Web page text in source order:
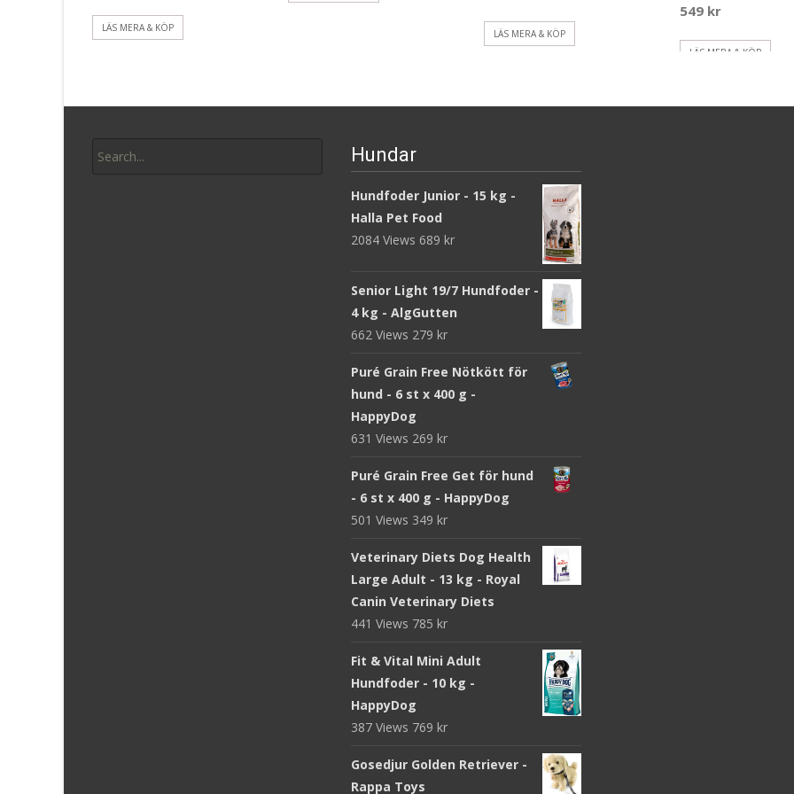
LÄS MERA & KÖP LÄS MERA & KÖP
549 kr
LÄS MERA & KÖP
for:
Hundar
Hundfoder Junior - 15 kg -
Halla Pet Food
2084 Views 689 kr
Senior Light 19/7 Hundfoder -
4 kg - AlgGutten
662 Views 279 kr
Puré Grain Free Nötkött för
hund - 6 st x 400 g -
HappyDog
631 Views 269 kr
Puré Grain Free Get för hund
- 6 st x 400 g - HappyDog
501 Views 349 kr
Veterinary Diets Dog Health
Large Adult - 13 kg - Royal
Canin Veterinary Diets
441 Views 785 kr
Fit & Vital Mini Adult
Hundfoder - 10 kg -
HappyDog
387 Views 769 kr
Gosedjur Golden Retriever -
Rappa Toys